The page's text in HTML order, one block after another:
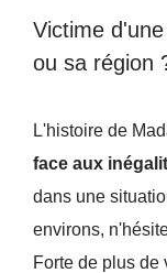
Victime
ou sa région
L'histoire de
face aux
dans une
environs,
Forte de plus de